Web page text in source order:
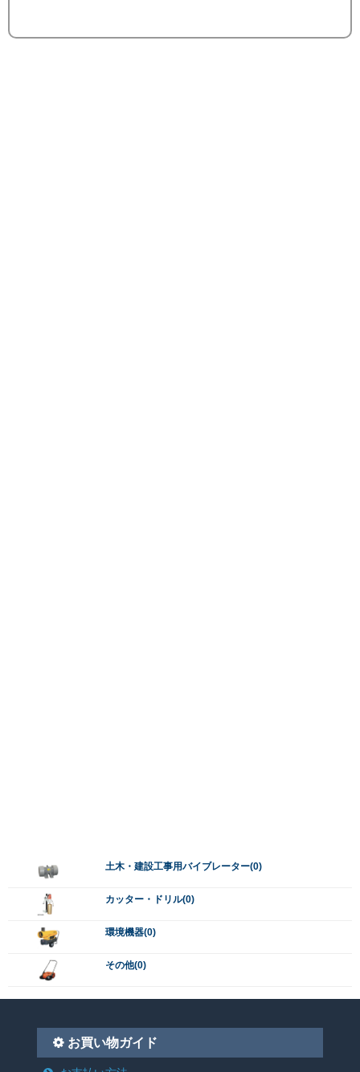
土木・建設工事用バイブレーター(0)
カッター・ドリル(0)
環境機器(0)
その他(0)
お買い物ガイド